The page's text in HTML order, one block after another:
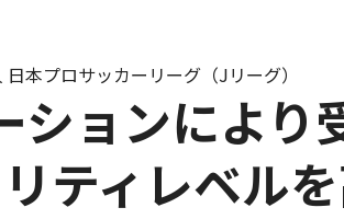
ションにより
ティレベル
本プロサッカーリーグ（Jリーグ）